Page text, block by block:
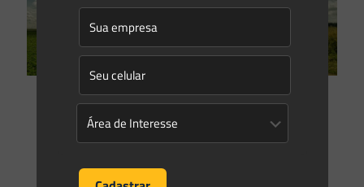
Saes Advogadoson
16/11/2021
O Brasil na corrida da descarbonização
sobre a COP 26 em que os países renovaram compromissos
para frear as mudanças climáticas no planeta. Nesse